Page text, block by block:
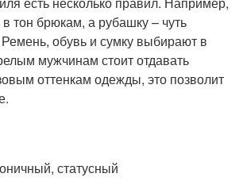
в тон брюкам, а рубашку – чуть
обувь и сумку выбирают в
мужчинам стоит отдавать
оттенкам одежды, это позволит
статусный